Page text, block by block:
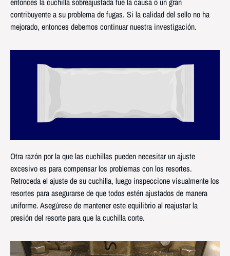
contribuyente a su problema de fugas. Si la calidad del sello no ha
mejorado, entonces debemos continuar nuestra investigación.
Otra razón por la que las cuchillas pueden necesitar un ajuste
excesivo es para compensar los problemas con los resortes.
Retroceda el ajuste de su cuchilla, luego inspeccione visualmente los
resortes para asegurarse de que todos estén ajustados de manera
uniforme. Asegúrese de mantener este equilibrio al reajustar la
presión del resorte para que la cuchilla corte.